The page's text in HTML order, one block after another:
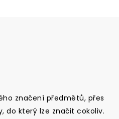
značení předmětů, přes
do který lze značit cokoliv.